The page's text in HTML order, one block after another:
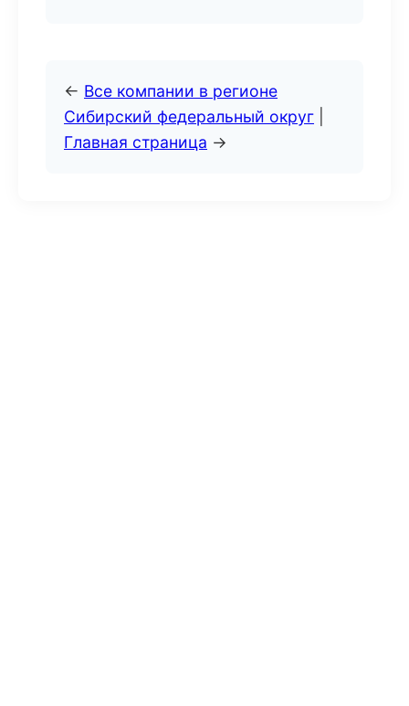
← Все компании в регионе
Сибирский федеральный округ
Главная страница →